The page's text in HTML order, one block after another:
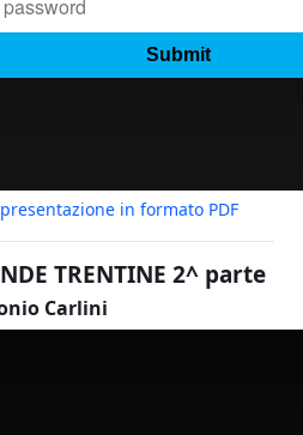
in formato PDF
TRENTINE 2^ parte
Carlini